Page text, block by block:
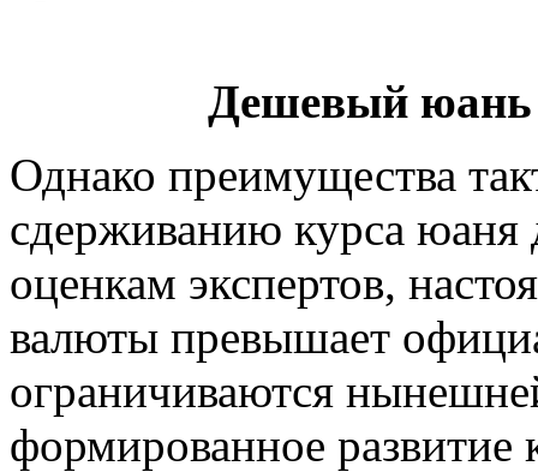
Дешевый юань
Однако преимущества
сдерживанию курса юаня
оценкам экспертов,
валюты превышает
ограничиваются
формированное развитие